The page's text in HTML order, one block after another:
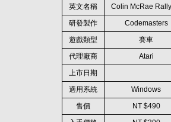
英文名稱
Colin McRae
研發製作
Codemasters
遊戲類型
賽車
代理廠商
Atari
上市日期
適用系統
Windows
售價
NT $490